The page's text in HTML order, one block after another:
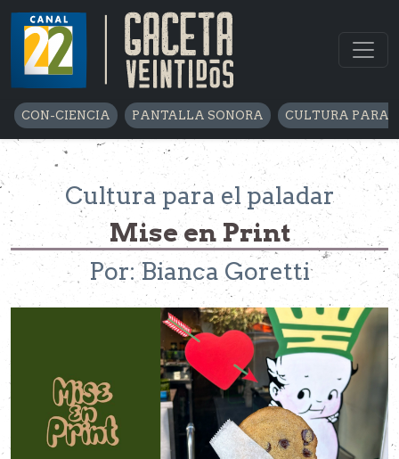
CON-CIENCIA PANTALLA SONORA CULTURA PARA
Cultura para el paladar
Mise en Print
Por: Bianca Goretti